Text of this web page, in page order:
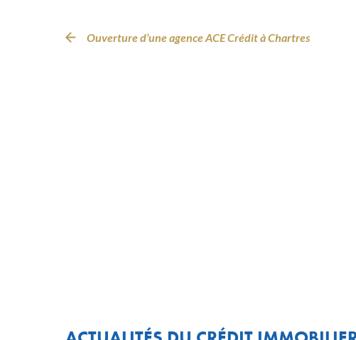
Ouverture d’une agence ACE Crédit à Chartres